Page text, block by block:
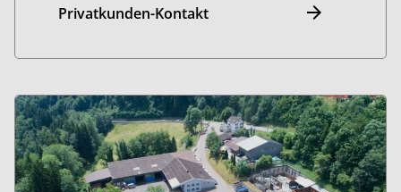
Privatkunden-Kontakt